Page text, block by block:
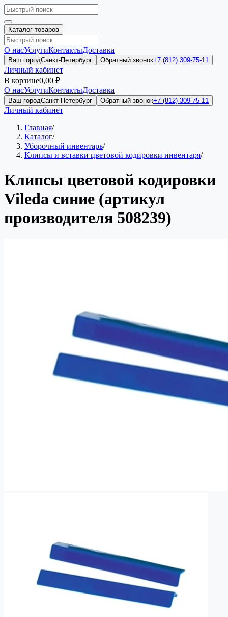
Каталог товаров
О насУслугиКонтактыДоставка
Ваш городСанкт-Петербург Обратный звонок+7 (812) 309-75-11
Личный кабинет
В корзине0,00 ₽
О насУслугиКонтактыДоставка
Ваш городСанкт-Петербург Обратный звонок+7 (812) 309-75-11
Личный кабинет
Главная/
Каталог/
Уборочный инвентарь/
Клипсы и вставки цветовой кодировки инвентаря/
Клипсы цветовой кодировки
Vileda синие (артикул
производителя 508239)